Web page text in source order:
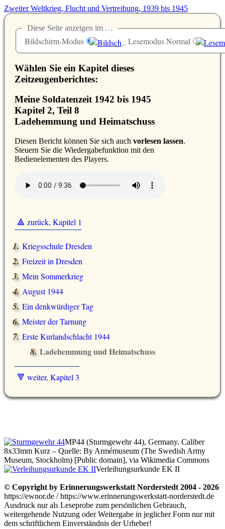
Zweiter Weltkrieg, Flucht und Vertreibung, 1939 bis 1945
Diese Seite anzeigen im …
Bildschirm-Modus Lesemodus Normal
Wählen Sie ein Kapitel dieses
Zeitzeugenberichtes:
Meine Soldatenzeit 1942 bis 1945
Kapitel 2, Teil 8
Ladehemmung und Heimatschuss
Diesen Bericht können Sie sich auch vorlesen lassen.
Steuern Sie die Wiedergabefunktion mit den
Bedienelementen des Players.
🔺 zurück, Kapitel 1
Kriegsschule Dresden
Freizeit in Dresden
Mein Sommerkrieg
August 1944
Ein denkwürdiger Tag
Meister der Tarnung
Erste Kurlandschlacht 1944
Ladehemmung und Heimatschuss
🔻 weiter, Kapitel 3
MP44 (Sturmgewehr 44), Germany. Caliber
8x33mm Kurz – Quelle: By Armémuseum (The Swedish Army
Museum, Stockholm) [Public domain], via Wikimedia Commons
Verleihungsurkunde EK II
© Copyright by Erinnerungswerkstatt Norderstedt 2004 - 2026
https://ewnor.de / https://www.erinnerungswerkstatt-norderstedt.de
Ausdruck nur als Leseprobe zum persönlichen Gebrauch,
weitergehende Nutzung oder Weitergabe in jeglicher Form nur mit
dem schriftlichem Einverständnis der Urheber!